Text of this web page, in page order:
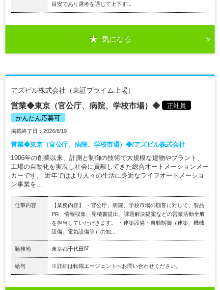
目安であり選考を通じて上下す...
気になる
アズビル株式会社（東証プライム上場）
営業◆東京（官公庁、病院、学校市場）◆
正社員
かんたん応募可
掲載終了日：2026/8/19
営業◆東京（官公庁、病院、学校市場）◆/アズビル株式会社
1906年の創業以来、計測と制御の技術で大規模な建物やプラント、
工場の自動化を実現し社会に貢献してきた総合オートメーションメー
カーです。 近年ではより人々の生活に身近なライフオートメーショ
ン事業を...
仕事内容
【業務内容】 ・官公庁、病院、学校市場の顧客に対して、製品
PR、情報収集、見積書提出、課題解決提案などの営業活動全般
を担当していただきます。 ・建築設備・自動制御（建築、機械
設備、電気設備等）の知...
勤務地 東京都千代田区
給与 ※詳細は転職エージェントへお問い合わせください。